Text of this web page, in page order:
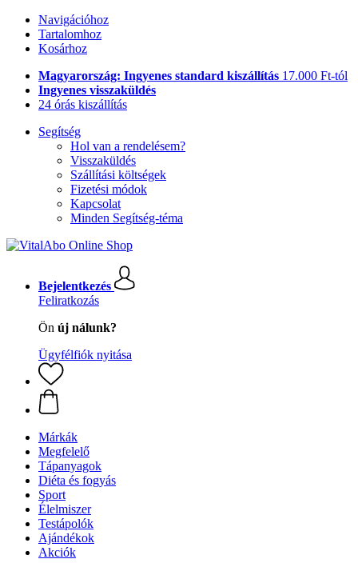
Navigációhoz
Tartalomhoz
Kosárhoz
Magyarország: Ingyenes standard kiszállítás 17.000 Ft-tól
Ingyenes visszaküldés
24 órás kiszállítás
Segítség
Hol van a rendelésem?
Visszaküldés
Szállítási költségek
Fizetési módok
Kapcsolat
Minden Segítség-téma
Bejelentkezés
Feliratkozás
Ön új nálunk?
Ügyfélfiók nyitása
Márkák
Megfelelő
Tápanyagok
Diéta és fogyás
Sport
Élelmiszer
Testápolók
Ajándékok
Akciók